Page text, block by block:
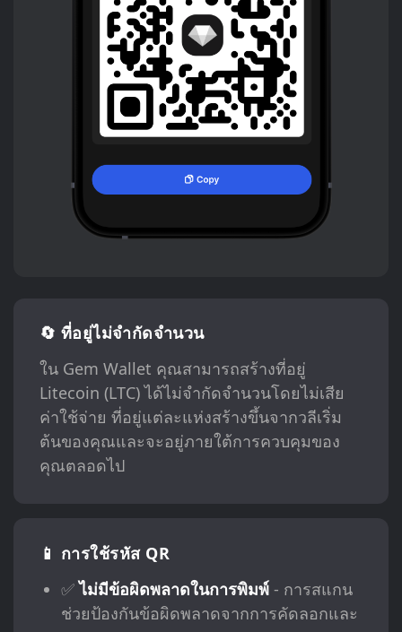
🔄 ที่อยู่ไม่จำกัดจำนวน
ใน Gem Wallet คุณสามารถสร้างที่อยู่
Litecoin (LTC) ได้ไม่จำกัดจำนวนโดยไม่เสีย
ค่าใช้จ่าย ที่อยู่แต่ละแห่งสร้างขึ้นจากวลีเริ่ม
ต้นของคุณและจะอยู่ภายใต้การควบคุมของ
คุณตลอดไป
📱 การใช้รหัส QR
✅ไม่มีข้อผิดพลาดในการพิมพ์- การสแกน
ช่วยป้องกันข้อผิดพลาดจากการคัดลอกและ